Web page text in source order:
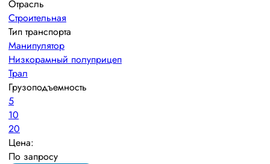
Отрасль
Строительная
Тип транспорта
Манипулятор
Низкорамный полуприцеп
Трал
Грузоподъемность
5
10
20
Цена:
По запросу